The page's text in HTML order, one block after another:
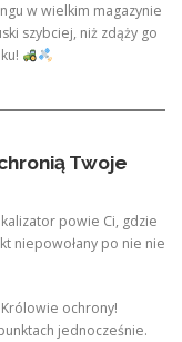
w wielkim magazynie
szybciej, niż zdąży go
Twoje
powie Ci, gdzie
niepowołany po nie nie
Królowie ochrony!
jednocześnie.